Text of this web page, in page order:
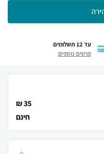
עד 12 תשלומים
פרטים נוספים
35 ₪
חינם